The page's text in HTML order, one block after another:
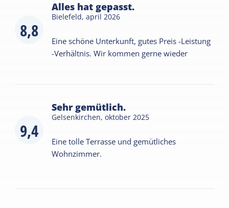
8,8
Alles hat gepasst.
Bielefeld,april 2026
Eine schöne Unterkunft, gutes Preis -Leistung
-Verhältnis. Wir kommen gerne wieder
9,4
Sehr gemütlich.
Gelsenkirchen,oktober 2025
Eine tolle Terrasse und gemütliches
Wohnzimmer.